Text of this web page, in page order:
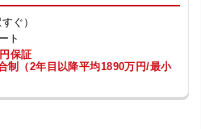
ぐ）
ト
保証
制（2年目以降平均1890万円/最小